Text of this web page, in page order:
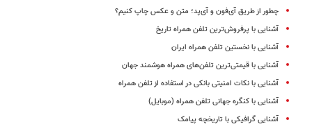
چطور از طریق آی‌فون و آی‌پد؛ متن و عکس چاپ کنیم؟
آشنایی با پرفروش‌ترین تلفن همراه تاریخ
آشنایی با نخستین تلفن همراه ایران
آشنایی با قیمتی‌ترین تلفن‌های همراه هوشمند جهان
آشنایی با نکات امنیتی بانکی در استفاده از تلفن همراه
آشنایی با کنگره جهانی تلفن همراه (موبایل)
آشنایی گرافیکی با تاریخچه پیامک